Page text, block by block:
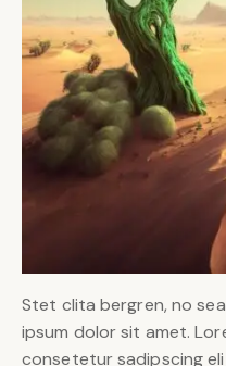
Stet clita bergren, no
ipsum dolor sit amet.
consetetur sadipscing